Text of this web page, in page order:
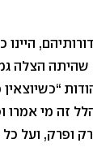
היינו
הצלה
זה מי אמרו
ופרק, ועל